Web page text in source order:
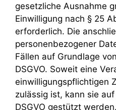
gesetzliche Ausnahme
Einwilligung nach § 25
erforderlich. Die
personenbezogener
Fällen auf Grundlage
DSGVO. Soweit eine
einwilligungspflichtigen
zulässig ist, kann sie
DSGVO gestützt